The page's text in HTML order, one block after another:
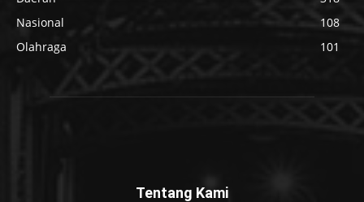
Nasional
108
Olahraga
101
Tentang Kami